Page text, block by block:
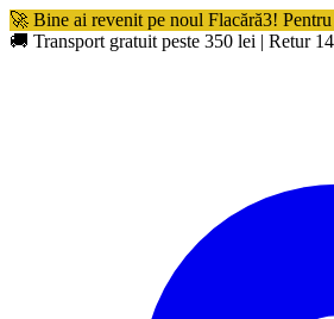
🚀 Bine ai revenit pe noul Flacără3!
🚚 Transport gratuit peste 350 lei | Retur